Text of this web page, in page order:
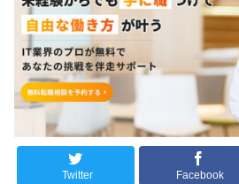
Twitter Facebook